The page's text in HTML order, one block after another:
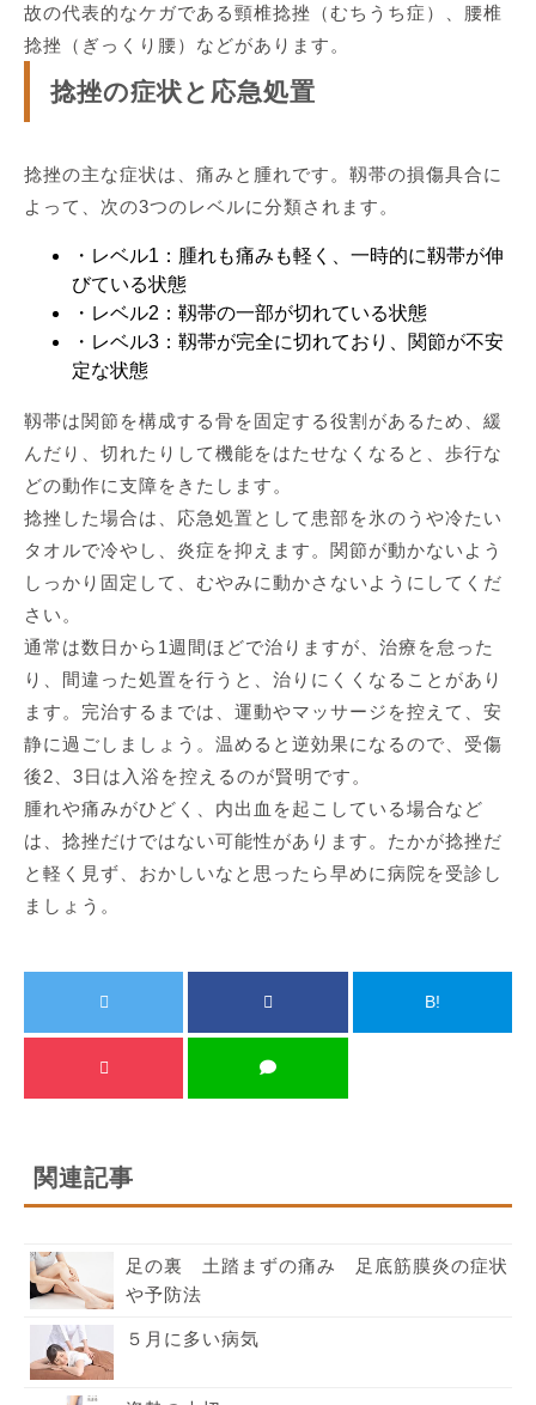
故の代表的なケガである頸椎捻挫（むちうち症）、腰椎
捻挫（ぎっくり腰）などがあります。
捻挫の症状と応急処置
捻挫の主な症状は、痛みと腫れです。靱帯の損傷具合に
よって、次の3つのレベルに分類されます。
・レベル1：腫れも痛みも軽く、一時的に靱帯が伸
びている状態
・レベル2：靱帯の一部が切れている状態
・レベル3：靱帯が完全に切れており、関節が不安
定な状態
靱帯は関節を構成する骨を固定する役割があるため、緩
んだり、切れたりして機能をはたせなくなると、歩行な
どの動作に支障をきたします。
捻挫した場合は、応急処置として患部を氷のうや冷たい
タオルで冷やし、炎症を抑えます。関節が動かないよう
しっかり固定して、むやみに動かさないようにしてくだ
さい。
通常は数日から1週間ほどで治りますが、治療を怠った
り、間違った処置を行うと、治りにくくなることがあり
ます。完治するまでは、運動やマッサージを控えて、安
静に過ごしましょう。温めると逆効果になるので、受傷
後2、3日は入浴を控えるのが賢明です。
腫れや痛みがひどく、内出血を起こしている場合など
は、捻挫だけではない可能性があります。たかが捻挫だ
と軽く見ず、おかしいなと思ったら早めに病院を受診し
ましょう。
B!
関連記事
足の裏 土踏まずの痛み 足底筋膜炎の症状
や予防法
５月に多い病気